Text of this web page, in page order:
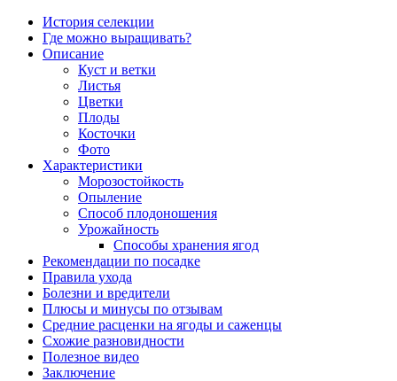
История селекции
Где можно выращивать?
Описание
Куст и ветки
Листья
Цветки
Плоды
Косточки
Фото
Характеристики
Морозостойкость
Опыление
Способ плодоношения
Урожайность
Способы хранения ягод
Рекомендации по посадке
Правила ухода
Болезни и вредители
Плюсы и минусы по отзывам
Средние расценки на ягоды и саженцы
Схожие разновидности
Полезное видео
Заключение